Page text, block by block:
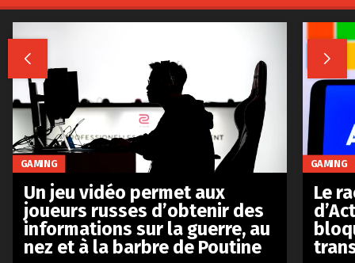
 
GAMING
Un jeu vidéo permet aux
joueurs russes d’obtenir des
informations sur la guerre, au
nez et à la barbre de Poutine
GAMING
Le